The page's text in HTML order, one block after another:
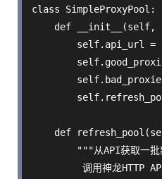
class SimpleProxyPool:
def __init__(self,
self.api_url =
def
"""从API获取一批
调用神龙HTTP